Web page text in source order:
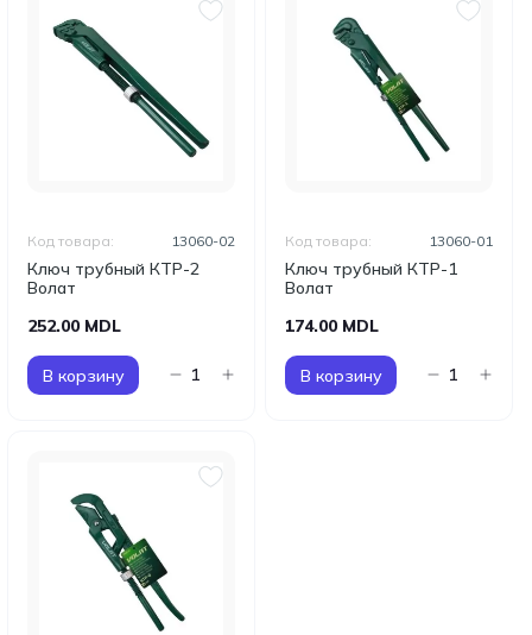
Ключ трубный КТР-2
Волат
Код товара: 13060-02
252.00 MDL
В корзину
Ключ трубный КТР-1
Волат
Код товара: 13060-01
174.00 MDL
В корзину